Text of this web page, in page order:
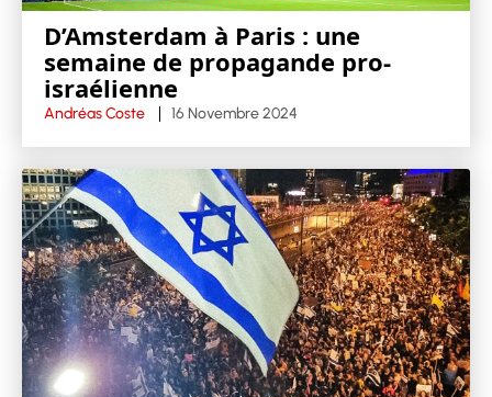
D’Amsterdam à Paris : une
semaine de propagande pro-
israélienne
Andréas Coste 16 Novembre 2024